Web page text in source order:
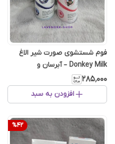
فوم شستشوی صورت شیر الاغ
Donkey Milk – آبرسان و
روشن‌کننده پوست
۲۸۵٬۰۰۰
افزودن به سبد
%42